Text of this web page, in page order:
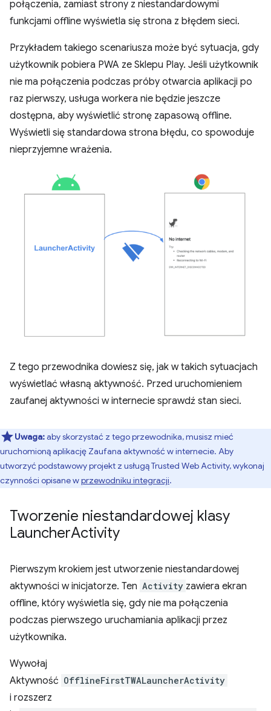
połączenia, zamiast strony z niestandardowymi
funkcjami offline wyświetla się strona z błędem sieci.
Przykładem takiego scenariusza może być sytuacja, gdy
użytkownik pobiera PWA ze Sklepu Play. Jeśli użytkownik
nie ma połączenia podczas próby otwarcia aplikacji po
raz pierwszy, usługa workera nie będzie jeszcze
dostępna, aby wyświetlić stronę zapasową offline.
Wyświetli się standardowa strona błędu, co spowoduje
nieprzyjemne wrażenia.
Z tego przewodnika dowiesz się, jak w takich sytuacjach
wyświetlać własną aktywność. Przed uruchomieniem
zaufanej aktywności w internecie sprawdź stan sieci.
Uwaga:aby skorzystać z tego przewodnika, musisz mieć
uruchomioną aplikację Zaufana aktywność w internecie. Aby
utworzyć podstawowy projekt z usługą Trusted Web Activity, wykonaj
czynności opisane wprzewodniku integracji.
Tworzenie niestandardowej klasy
LauncherActivity
Pierwszym krokiem jest utworzenie niestandardowej
aktywności w inicjatorze. Ten Activity zawiera ekran
offline, który wyświetla się, gdy nie ma połączenia
podczas pierwszego uruchamiania aplikacji przez
użytkownika.
Wywołaj
Aktywność OfflineFirstTWALauncherActivity
i rozszerz